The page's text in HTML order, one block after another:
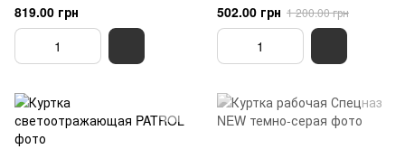
819.00 грн 502.00 грн 1 200.00 грн